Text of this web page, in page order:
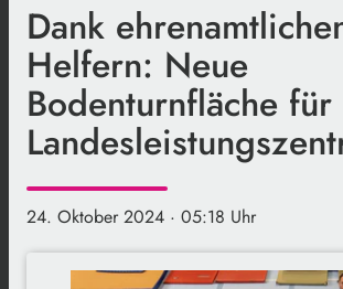
Dank
Helfern: Neue
Bodenturnfläche für
24. Oktober 2024 · 05:18 Uhr